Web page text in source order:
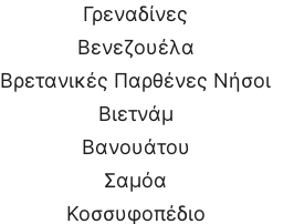
Γρεναδίνες
Βενεζουέλα
Βρετανικές Παρθένες Νήσοι
Βιετνάμ
Βανουάτου
Σαμόα
Κοσσυφοπέδιο